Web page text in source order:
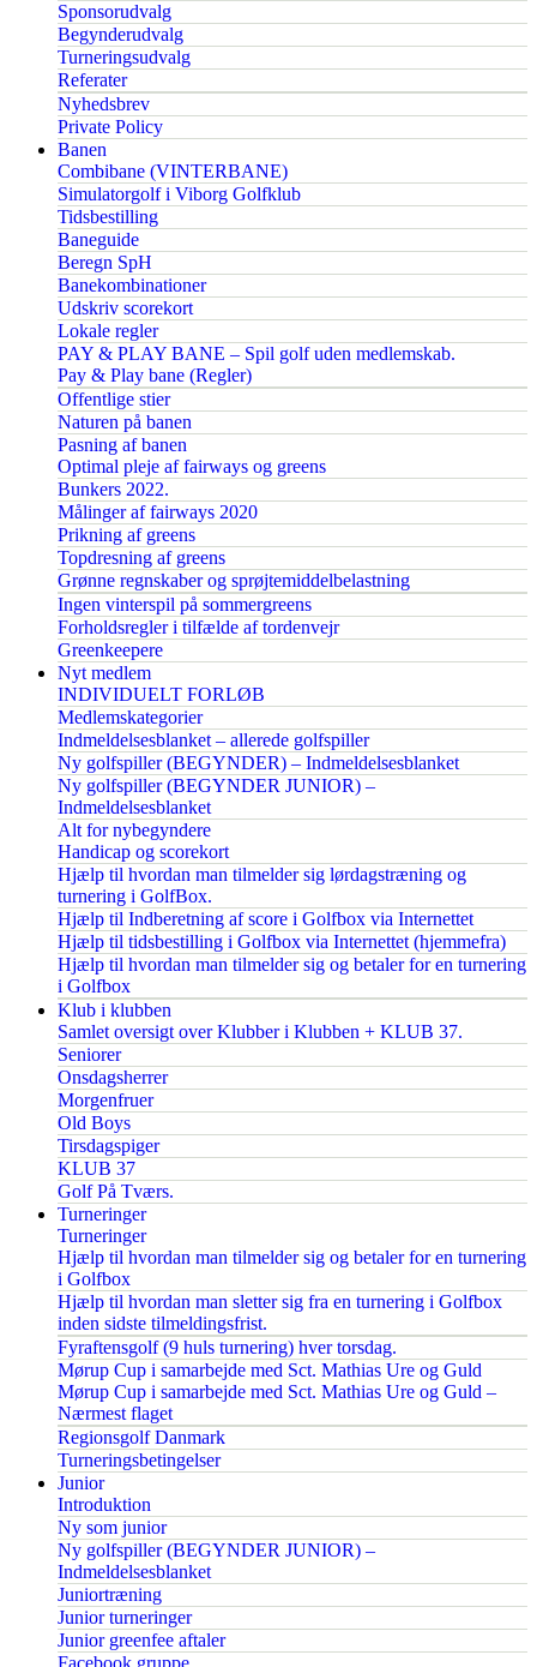
Sponsorudvalg
Begynderudvalg
Turneringsudvalg
Referater
Nyhedsbrev
Private Policy
Banen
Combibane (VINTERBANE)
Simulatorgolf i Viborg Golfklub
Tidsbestilling
Baneguide
Beregn SpH
Banekombinationer
Udskriv scorekort
Lokale regler
PAY & PLAY BANE – Spil golf uden medlemskab.
Pay & Play bane (Regler)
Offentlige stier
Naturen på banen
Pasning af banen
Optimal pleje af fairways og greens
Bunkers 2022.
Målinger af fairways 2020
Prikning af greens
Topdresning af greens
Grønne regnskaber og sprøjtemiddelbelastning
Ingen vinterspil på sommergreens
Forholdsregler i tilfælde af tordenvejr
Greenkeepere
Nyt medlem
INDIVIDUELT FORLØB
Medlemskategorier
Indmeldelsesblanket – allerede golfspiller
Ny golfspiller (BEGYNDER) – Indmeldelsesblanket
Ny golfspiller (BEGYNDER JUNIOR) –
Indmeldelsesblanket
Alt for nybegyndere
Handicap og scorekort
Hjælp til hvordan man tilmelder sig lørdagstræning og
turnering i GolfBox.
Hjælp til Indberetning af score i Golfbox via Internettet
Hjælp til tidsbestilling i Golfbox via Internettet (hjemmefra)
Hjælp til hvordan man tilmelder sig og betaler for en turnering
i Golfbox
Klub i klubben
Samlet oversigt over Klubber i Klubben + KLUB 37.
Seniorer
Onsdagsherrer
Morgenfruer
Old Boys
Tirsdagspiger
KLUB 37
Golf På Tværs.
Turneringer
Turneringer
Hjælp til hvordan man tilmelder sig og betaler for en turnering
i Golfbox
Hjælp til hvordan man sletter sig fra en turnering i Golfbox
inden sidste tilmeldingsfrist.
Fyraftensgolf (9 huls turnering) hver torsdag.
Mørup Cup i samarbejde med Sct. Mathias Ure og Guld
Mørup Cup i samarbejde med Sct. Mathias Ure og Guld –
Nærmest flaget
Regionsgolf Danmark
Turneringsbetingelser
Junior
Introduktion
Ny som junior
Ny golfspiller (BEGYNDER JUNIOR) –
Indmeldelsesblanket
Juniortræning
Junior turneringer
Junior greenfee aftaler
Facebook gruppe